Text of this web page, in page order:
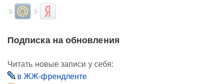
Login with Mail.ruLogin with Яндекс
Подписка на обновления
Читать новые записи у себя:
в ЖЖ-френдленте